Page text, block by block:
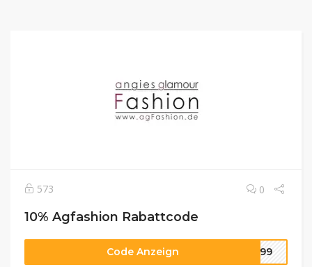
573 0
10% Agfashion Rabattcode
Code Anzeign 4299